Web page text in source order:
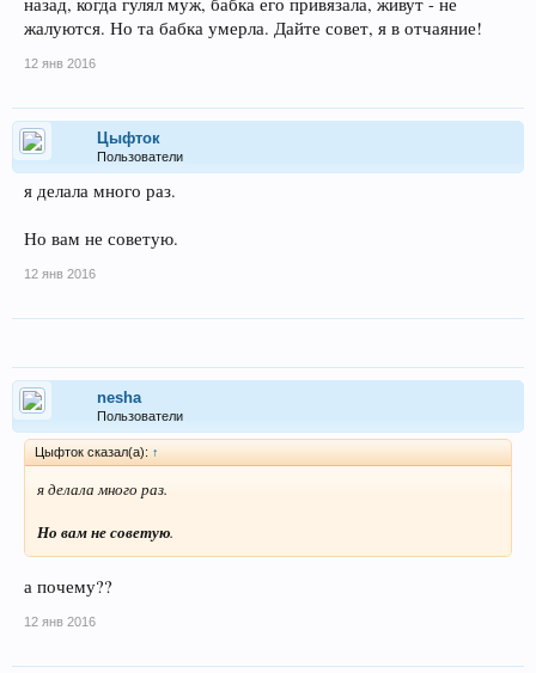
жалуются. Но та бабка умерла. Дайте совет, я в отчаяние!
12 янв 2016
Цыфток
Пользователи
я делала много раз.
Но вам не советую.
12 янв 2016
nesha
Пользователи
Цыфток сказал(а): ↑
я делала много раз.
Но вам не советую.
а почему??
12 янв 2016